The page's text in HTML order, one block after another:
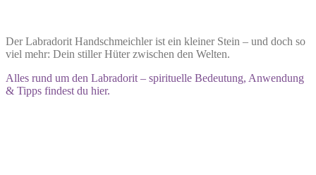
Der Labradorit Handschmeichler ist ein kleiner Stein – und doch so
viel mehr: Dein stiller Hüter zwischen den Welten.
Alles rund um den Labradorit – spirituelle Bedeutung, Anwendung
& Tipps findest du hier.